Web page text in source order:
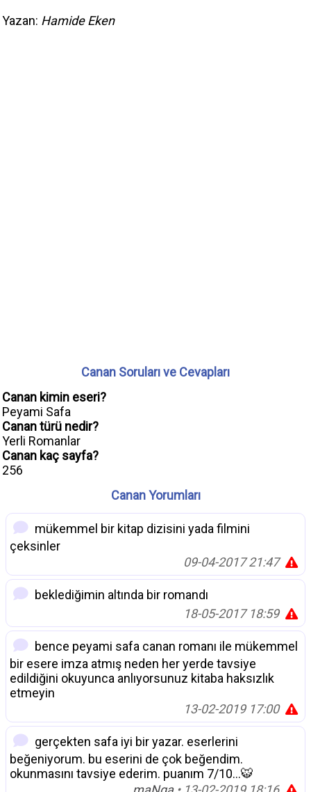
Yazan: Hamide Eken
Canan Soruları ve Cevapları
Canan kimin eseri?
Peyami Safa
Canan türü nedir?
Yerli Romanlar
Canan kaç sayfa?
256
Canan Yorumları
mükemmel bir kitap dizisini yada filmini
çeksinler
09-04-2017 21:47
beklediğimin altında bir romandı
18-05-2017 18:59
bence peyami safa canan romanı ile mükemmel
bir esere imza atmış neden her yerde tavsiye
edildiğini okuyunca anlıyorsunuz kitaba haksızlık
etmeyin
13-02-2019 17:00
gerçekten safa iyi bir yazar. eserlerini
beğeniyorum. bu eserini de çok beğendim.
okunmasını tavsiye ederim. puanım 7/10...🐯